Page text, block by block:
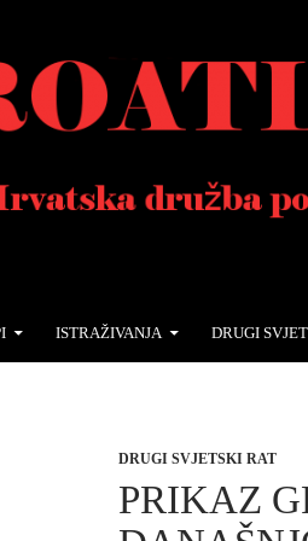
ISTRAŽIVANJA DRUGI
DRUGI SVJETSKI RAT
PRIKAZ